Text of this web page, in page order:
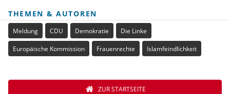
THEMEN & AUTOREN
Meldung CDU Demokratie Die Linke
Europäische Kommission Frauenrechte Islamfeindlichkeit
ZUR STARTSEITE